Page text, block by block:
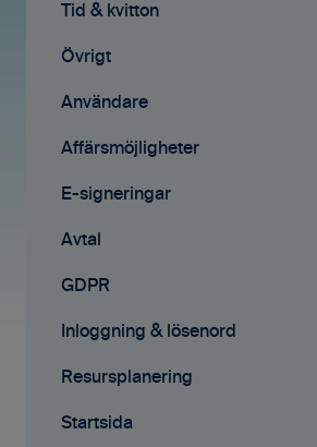
Projekt
Fakturering (ny)
Kontakter
Avtal
Affärsmöjligheter
Rapporter
Samarbete
Mobilappen
Tid & Kvitton
Projekt
Uppgifter
Fakturering
Fakturering (ny)
Mobilappen
Affärsmöjligheter
E-signeringar
Kontakter
Tilläggstjänster
Tid & kvitton
Övrigt
Användare
Affärsmöjligheter
E-signeringar
Avtal
GDPR
Inloggning & lösenord
Resursplanering
Startsida